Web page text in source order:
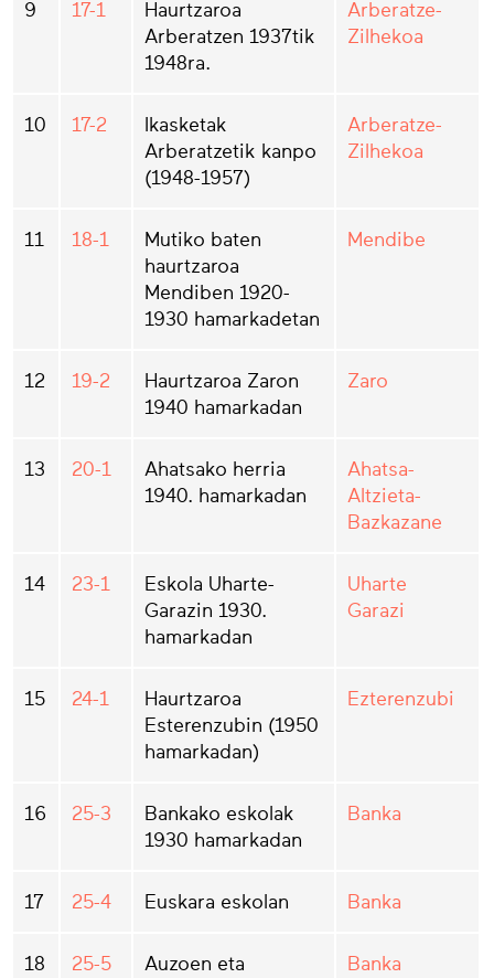
9 17-1
Haurtzaroa
Arberatzen 1937tik
1948ra.
Arberatze-
Zilhekoa
10 17-2
Ikasketak
Arberatzetik kanpo
(1948-1957)
Arberatze-
Zilhekoa
11 18-1
Mutiko baten
haurtzaroa
Mendiben 1920-
1930 hamarkadetan
Mendibe
12 19-2
Haurtzaroa Zaron
1940 hamarkadan
Zaro
13 20-1
Ahatsako herria
1940. hamarkadan
Ahatsa-
Altzieta-
Bazkazane
14 23-1
Eskola Uharte-
Garazin 1930.
hamarkadan
Uharte
Garazi
15 24-1
Haurtzaroa
Esterenzubin (1950
hamarkadan)
Ezterenzubi
16 25-3
Bankako eskolak
1930 hamarkadan
Banka
17 25-4 Euskara eskolan Banka
18 25-5
Auzoen eta
Banka